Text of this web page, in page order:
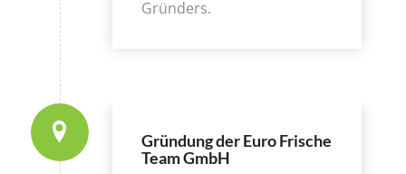
Gründers.
Gründung der Euro Frische
Team GmbH